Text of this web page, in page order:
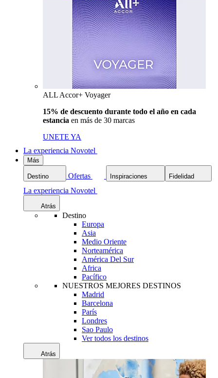
ALL Accor+ Voyager
15% de descuento durante todo el año en cada
estancia en más de 30 marcas
UNETE YA
La experiencia Novotel
Más
Destino Ofertas Inspiraciones Fidelidad
La experiencia Novotel
Atrás
Destino
Europa
Asia
Medio Oriente
Norteamérica
América Del Sur
Africa
Pacífico
NUESTROS MEJORES DESTINOS
Madrid
Barcelona
París
Londres
Sao Paulo
Ver todos los destinos
Atrás